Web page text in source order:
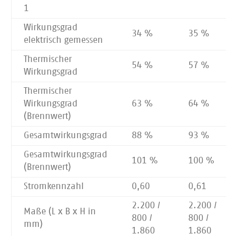
1
Wirkungsgrad
elektrisch gemessen
34 % 35 %
Thermischer
Wirkungsgrad
54 % 57 %
Thermischer
Wirkungsgrad
(Brennwert)
63 % 64 %
Gesamtwirkungsgrad 88 % 93 %
Gesamtwirkungsgrad
(Brennwert)
101 % 100 %
Stromkennzahl 0,60 0,61
Maße (L x B x H in
mm)
2.200 /
800 /
1.860
2.200 /
800 /
1.860